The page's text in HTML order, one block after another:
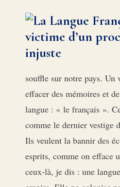
souffle sur notre pays. Un
effacer des mémoires et
langue : « le français ».
comme le dernier vestige
Ils veulent la bannir des
esprits, comme on efface
ceux-là, je dis : une